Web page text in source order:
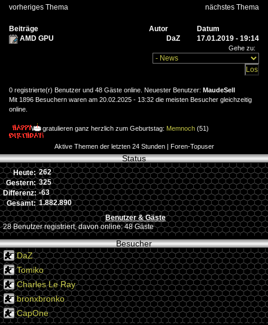
vorheriges Thema nächstes Thema
Beiträge Autor
Datum
AMD GPU
DaZ 17.01.2019 - 19:14
Gehe zu:
0 registrierte(r) Benutzer und 48 Gäste online. Neuester Benutzer: MaudeSell
Mit 1896 Besuchern waren am 20.02.2025 - 13:32 die meisten Besucher gleichzeitig
online.
Wir gratulieren ganz herzlich zum Geburtstag: Memnoch (51)
Aktive Themen der letzten 24 Stunden| Foren-Topuser
Status
Heute: 262
Gestern: 325
Differenz: -63
Gesamt: 1.882.890
Benutzer & Gäste
28 Benutzer registriert, davon online: 48 Gäste
Besucher
DaZ
Tomiko
Charles Le Ray
bronxbronko
CapOne